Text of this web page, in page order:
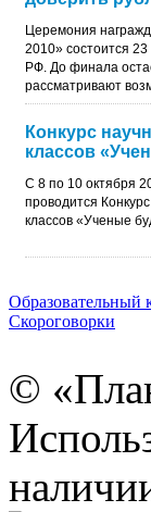
Церемония
2010» состоится
РФ. До финала
рассматривают
Конкурс
классов
С 8 по 10 октября
проводится
классов «Ученые
Образовательный
Скороговорки
©